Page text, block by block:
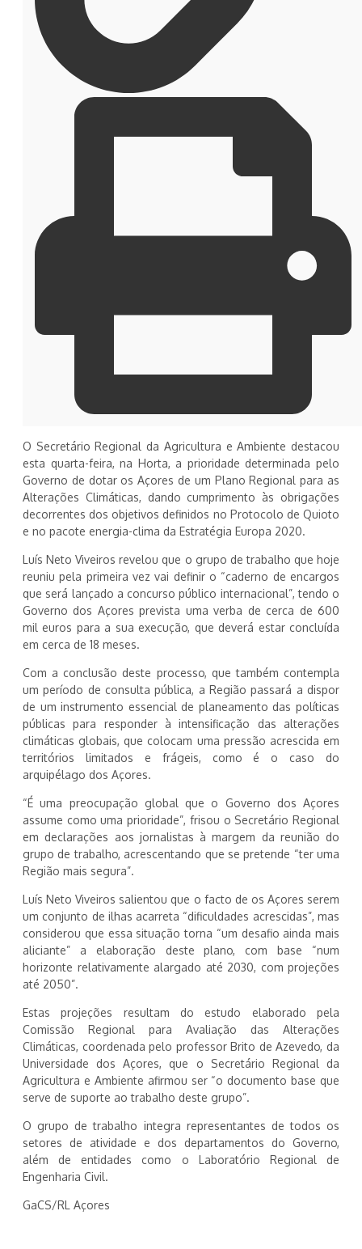
O Secretário Regional da Agricultura e Ambiente destacou
esta quarta-feira, na Horta, a prioridade determinada pelo
Governo de dotar os Açores de um Plano Regional para as
Alterações Climáticas, dando cumprimento às obrigações
decorrentes dos objetivos definidos no Protocolo de Quioto
e no pacote energia-clima da Estratégia Europa 2020.
Luís Neto Viveiros revelou que o grupo de trabalho que hoje
reuniu pela primeira vez vai definir o “caderno de encargos
que será lançado a concurso público internacional”, tendo o
Governo dos Açores prevista uma verba de cerca de 600
mil euros para a sua execução, que deverá estar concluída
em cerca de 18 meses.
Com a conclusão deste processo, que também contempla
um período de consulta pública, a Região passará a dispor
de um instrumento essencial de planeamento das políticas
públicas para responder à intensificação das alterações
climáticas globais, que colocam uma pressão acrescida em
territórios limitados e frágeis, como é o caso do
arquipélago dos Açores.
“É uma preocupação global que o Governo dos Açores
assume como uma prioridade”, frisou o Secretário Regional
em declarações aos jornalistas à margem da reunião do
grupo de trabalho, acrescentando que se pretende “ter uma
Região mais segura”.
Luís Neto Viveiros salientou que o facto de os Açores serem
um conjunto de ilhas acarreta “dificuldades acrescidas”, mas
considerou que essa situação torna “um desafio ainda mais
aliciante” a elaboração deste plano, com base “num
horizonte relativamente alargado até 2030, com projeções
até 2050”.
Estas projeções resultam do estudo elaborado pela
Comissão Regional para Avaliação das Alterações
Climáticas, coordenada pelo professor Brito de Azevedo, da
Universidade dos Açores, que o Secretário Regional da
Agricultura e Ambiente afirmou ser “o documento base que
serve de suporte ao trabalho deste grupo”.
O grupo de trabalho integra representantes de todos os
setores de atividade e dos departamentos do Governo,
além de entidades como o Laboratório Regional de
Engenharia Civil.
GaCS/RL Açores